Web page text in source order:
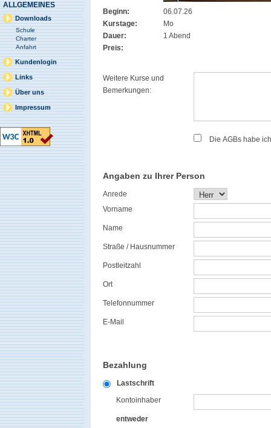
ALLGEMEINES
Downloads
Schule
Charter
Anfahrt
Kundenlogin
Links
Über uns
Impressum
Beginn:
06.07.26
Kurstage:
Mo
Dauer:
1 Abend
Preis:
Weitere Kurse und
Bemerkungen:
Die AGBs habe
Angaben zu Ihrer Person
Anrede
Vorname
Name
Straße / Hausnummer
Postleitzahl
Ort
Telefonnummer
E-Mail
Bezahlung
Lastschrift
Kontoinhaber
entweder